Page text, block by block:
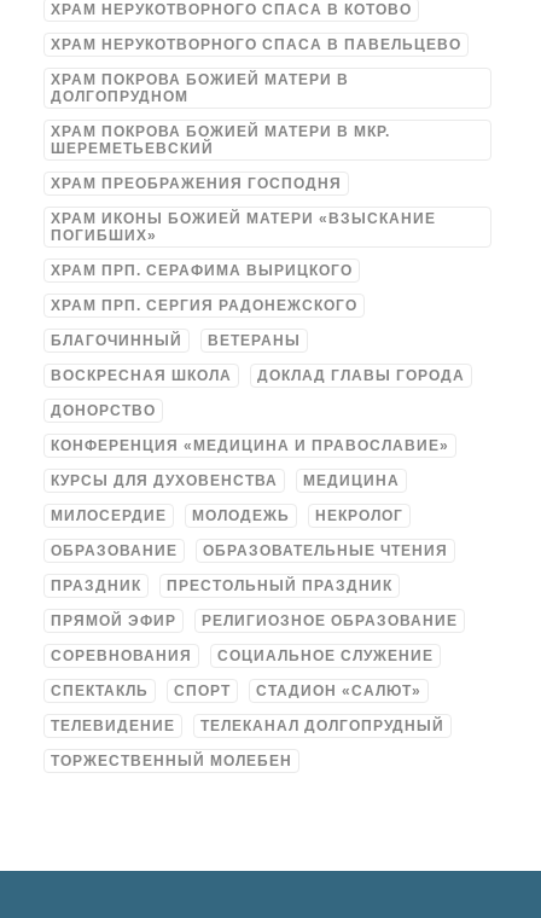
ХРАМ НЕРУКОТВОРНОГО СПАСА В КОТОВО
ХРАМ НЕРУКОТВОРНОГО СПАСА В ПАВЕЛЬЦЕВО
ХРАМ ПОКРОВА БОЖИЕЙ МАТЕРИ В
ДОЛГОПРУДНОМ
ХРАМ ПОКРОВА БОЖИЕЙ МАТЕРИ В МКР.
ШЕРЕМЕТЬЕВСКИЙ
ХРАМ ПРЕОБРАЖЕНИЯ ГОСПОДНЯ
ХРАМ ИКОНЫ БОЖИЕЙ МАТЕРИ «ВЗЫСКАНИЕ
ПОГИБШИХ»
ХРАМ ПРП. СЕРАФИМА ВЫРИЦКОГО
ХРАМ ПРП. СЕРГИЯ РАДОНЕЖСКОГО
БЛАГОЧИННЫЙ ВЕТЕРАНЫ
ВОСКРЕСНАЯ ШКОЛА ДОКЛАД ГЛАВЫ ГОРОДА
ДОНОРСТВО
КОНФЕРЕНЦИЯ «МЕДИЦИНА И ПРАВОСЛАВИЕ»
КУРСЫ ДЛЯ ДУХОВЕНСТВА МЕДИЦИНА
МИЛОСЕРДИЕ МОЛОДЕЖЬ НЕКРОЛОГ
ОБРАЗОВАНИЕ ОБРАЗОВАТЕЛЬНЫЕ ЧТЕНИЯ
ПРАЗДНИК ПРЕСТОЛЬНЫЙ ПРАЗДНИК
ПРЯМОЙ ЭФИР РЕЛИГИОЗНОЕ ОБРАЗОВАНИЕ
СОРЕВНОВАНИЯ СОЦИАЛЬНОЕ СЛУЖЕНИЕ
СПЕКТАКЛЬ СПОРТ СТАДИОН «САЛЮТ»
ТЕЛЕВИДЕНИЕ ТЕЛЕКАНАЛ ДОЛГОПРУДНЫЙ
ТОРЖЕСТВЕННЫЙ МОЛЕБЕН